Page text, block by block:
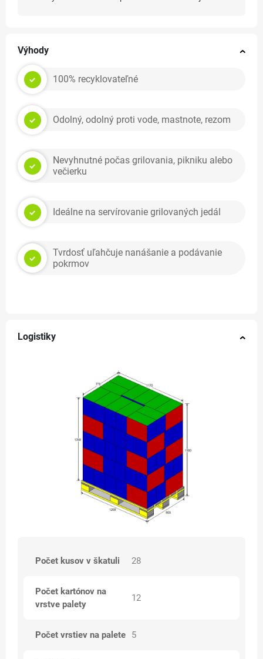
Výhody
100% recyklovateľné
Odolný, odolný proti vode, mastnote, rezom
Nevyhnutné počas grilovania, pikniku alebo
večierku
Ideálne na servírovanie grilovaných jedál
Tvrdosť uľahčuje nanášanie a podávanie
pokrmov
Logistiky
Počet kusov v škatuli 28
Počet kartónov na
vrstve palety
12
Počet vrstiev na palete 5